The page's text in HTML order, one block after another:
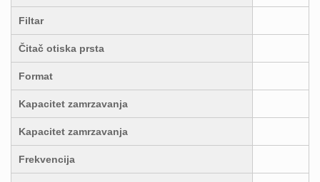
Filtar
Čitač otiska prsta
Format
Kapacitet zamrzavanja
Kapacitet zamrzavanja
Frekvencija